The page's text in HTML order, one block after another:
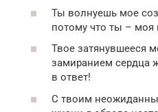
Ты волнуешь мое
потому что ты – моя
Твое затянувшееся
замиранием сердца
в ответ!
С твоим